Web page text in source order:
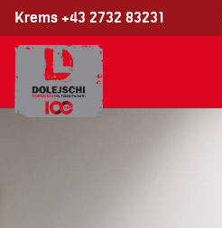
Krems +43 2732 83231